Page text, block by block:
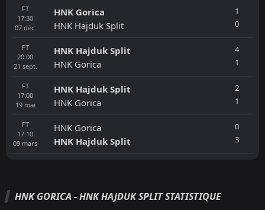
FT
17:30
07 déc.
HNK Gorica
HNK Hajduk Split
1
0
FT
20:00
21 sept.
HNK Hajduk Split
HNK Gorica
4
1
FT
17:00
19 mai
HNK Hajduk Split
HNK Gorica
2
1
FT
17:10
09 mars
HNK Gorica
HNK Hajduk Split
0
3
HNK GORICA - HNK HAJDUK SPLIT STATISTIQUE